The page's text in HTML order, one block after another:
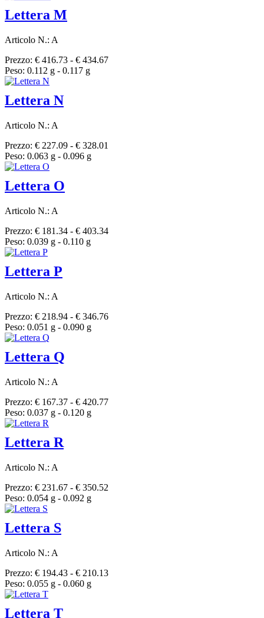
Lettera M
Articolo N.: A
Prezzo: € 416.73 - € 434.67
Peso: 0.112 g - 0.117 g
Lettera N
Articolo N.: A
Prezzo: € 227.09 - € 328.01
Peso: 0.063 g - 0.096 g
Lettera O
Articolo N.: A
Prezzo: € 181.34 - € 403.34
Peso: 0.039 g - 0.110 g
Lettera P
Articolo N.: A
Prezzo: € 218.94 - € 346.76
Peso: 0.051 g - 0.090 g
Lettera Q
Articolo N.: A
Prezzo: € 167.37 - € 420.77
Peso: 0.037 g - 0.120 g
Lettera R
Articolo N.: A
Prezzo: € 231.67 - € 350.52
Peso: 0.054 g - 0.092 g
Lettera S
Articolo N.: A
Prezzo: € 194.43 - € 210.13
Peso: 0.055 g - 0.060 g
Lettera T